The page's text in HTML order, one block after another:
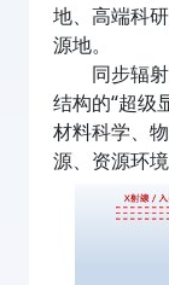
地、高端科
源地。
同步辐
结构的“超级
材料科学、
源、资源环